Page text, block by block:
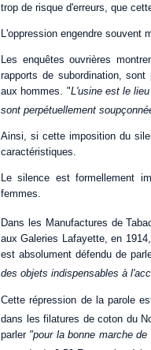
trop de risque d'erreurs, que
L'oppression engendre souvent
Les enquêtes ouvrières
rapports de subordination,
aux hommes. "L'usine est le
sont perpétuellement
Ainsi, si cette imposition du
caractéristiques.
Le silence est formellement
femmes.
Dans les Manufactures de
aux Galeries Lafayette, en
est absolument défendu de
des objets indispensables à
Cette répression de la parole
dans les filatures de coton du
parler "pour la bonne marche